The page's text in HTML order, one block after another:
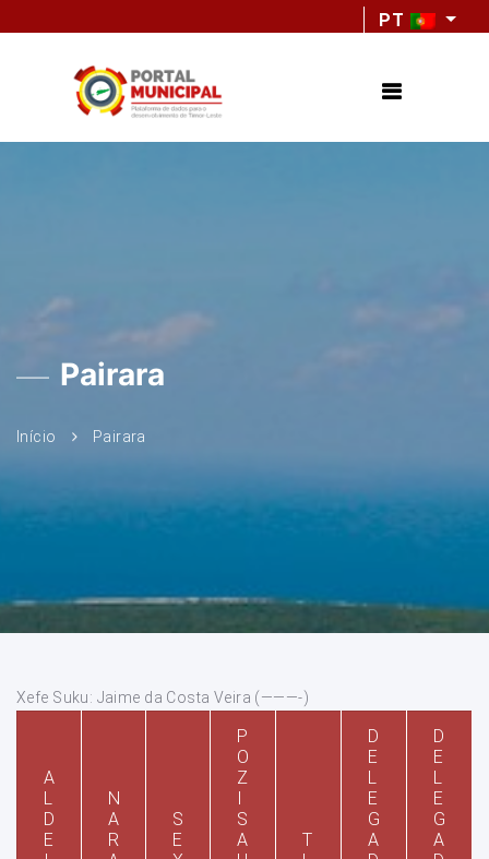
PT
Pairara
Início Pairara
Xefe Suku: Jaime da Costa Veira (———-)
A
L
D
E
N
A
R
S
E
P
O
Z
I
S
A
T
D
E
L
E
G
A
D
E
L
E
G
A